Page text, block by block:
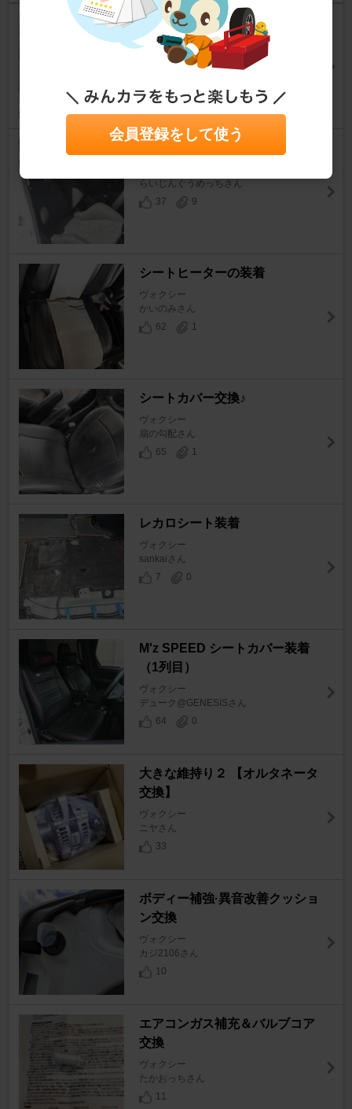
シートヒーターの取り付け
ヴォクシー
うごちゃさん
らいじんぐうめっちさん
37
9
シートヒーターの装着
ヴォクシー
かいのみさん
62
1
シートカバー交換♪
ヴォクシー
扇の勾配さん
65
1
レカロシート装着
ヴォクシー
sankaiさん
7
0
M'z SPEED シートカバー装着
（1列目）
ヴォクシー
デューク@GENESISさん
64
0
大きな維持り２ 【オルタネータ
交換】
ヴォクシー
ニヤさん
33
ボディー補強·異音改善クッショ
ン交換
ヴォクシー
カジ2106さん
10
エアコンガス補充＆バルブコア
交換
ヴォクシー
たかおっちさん
11
会員登録をして使う